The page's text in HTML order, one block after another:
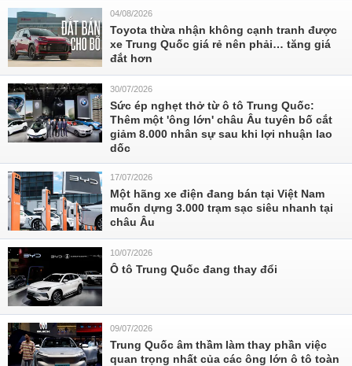
04/08/2026
Toyota thừa nhận không cạnh tranh được
xe Trung Quốc giá rẻ nên phải… tăng giá
đắt hơn
30/07/2026
Sức ép nghẹt thở từ ô tô Trung Quốc:
Thêm một 'ông lớn' châu Âu tuyên bố cắt
giảm 8.000 nhân sự sau khi lợi nhuận lao
dốc
17/07/2026
Một hãng xe điện đang bán tại Việt Nam
muốn dựng 3.000 trạm sạc siêu nhanh tại
châu Âu
10/07/2026
Ô tô Trung Quốc đang thay đổi
09/07/2026
Trung Quốc âm thầm làm thay phần việc
quan trọng nhất của các ông lớn ô tô toàn